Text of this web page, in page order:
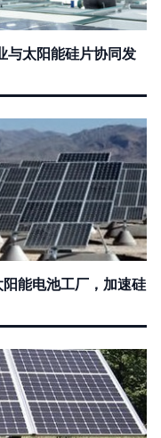
与太阳能硅片协同发
能电池工厂，加速硅